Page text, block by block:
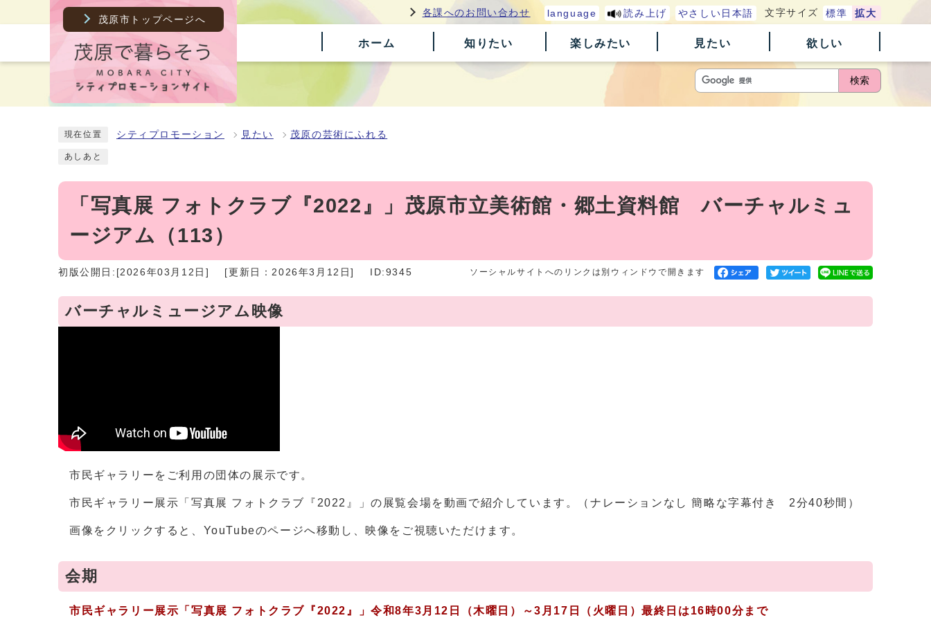
茂原市トップページへ
各課へのお問い合わせ language 読み上げ やさしい日本語 文字サイズ 標準 拡大
ホーム 知りたい 楽しみたい 見たい 欲しい
検索
現在位置 シティプロモーション 見たい 茂原の芸術にふれる
あしあと
「写真展 フォトクラブ『2022』」茂原市立美術館・郷土資料館 バーチャルミュ
ージアム（113）
初版公開日:[2026年03月12日] [更新日：2026年3月12日] ID:9345 ソーシャルサイトへのリンクは別ウィンドウで開きます
バーチャルミュージアム映像
市民ギャラリーをご利用の団体の展示です。
市民ギャラリー展示「写真展 フォトクラブ『2022』」の展覧会場を動画で紹介しています。（ナレーションなし 簡略な字幕付き 2分40秒間）
画像をクリックすると、YouTubeのページへ移動し、映像をご視聴いただけます。
会期
市民ギャラリー展示「 写真展 フォトクラブ『2022』」令和8年3月12日（木曜日）～3月17日（火曜日）最終日は16時00分まで